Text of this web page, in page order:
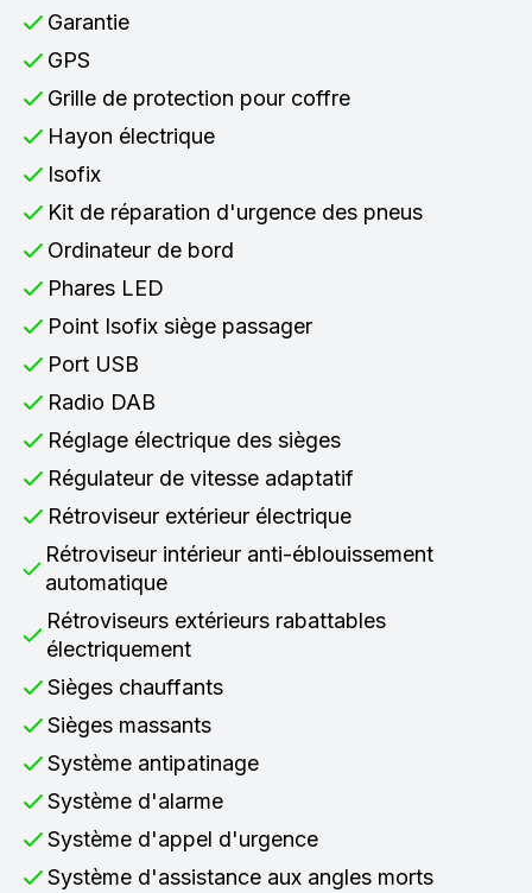
Garantie
GPS
Grille de protection pour coffre
Hayon électrique
Isofix
Kit de réparation d'urgence des pneus
Ordinateur de bord
Phares LED
Point Isofix siège passager
Port USB
Radio DAB
Réglage électrique des sièges
Régulateur de vitesse adaptatif
Rétroviseur extérieur électrique
Rétroviseur intérieur anti-éblouissement
automatique
Rétroviseurs extérieurs rabattables
électriquement
Sièges chauffants
Sièges massants
Système antipatinage
Système d'alarme
Système d'appel d'urgence
Système d'assistance aux angles morts